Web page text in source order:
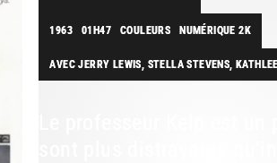
1963 01H47 COULEURS NUMÉRIQUE 2K
AVEC JERRY LEWIS, STELLA STEVENS,
Le professeur Kelp est
sont plus distrayants